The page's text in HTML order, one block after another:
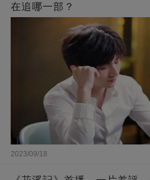
在追哪一部？
2023/09/18